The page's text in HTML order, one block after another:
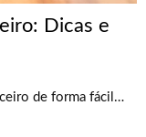
Dicas e
de forma fácil…